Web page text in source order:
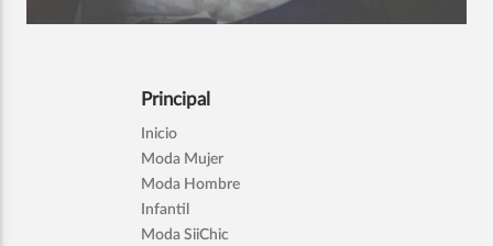
Principal
Inicio
Moda Mujer
Moda Hombre
Infantil
Moda SiiChic